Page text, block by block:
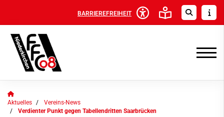
BARRIEREFREIHEIT
Aktuelles
Vereins-News
Verdienter Punkt gegen Tabellendritten Saarbrücken